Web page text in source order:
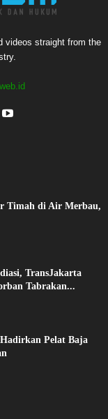
videos straight from the
Timah di Air Merbau,
TransJakarta
Tabrakan...
Pelat Baja